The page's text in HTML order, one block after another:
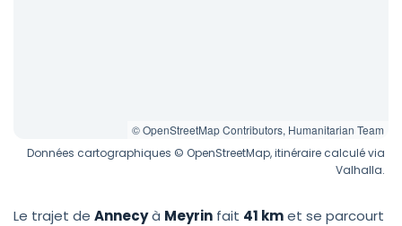
© OpenStreetMap Contributors, Humanitarian Team
Données cartographiques © OpenStreetMap, itinéraire calculé via
Valhalla.
Le trajet de Annecyà Meyrin fait 41 kmet se parcourt